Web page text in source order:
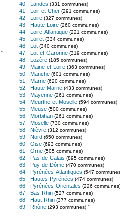
*
40 - Landes (331 communes)
41 - Loir-et-Cher (291 communes)
42 - Loire (327 communes)
43 - Haute-Loire (260 communes)
44 - Loire-Atlantique (221 communes)
45 - Loiret (334 communes)
46 - Lot (340 communes)
47 - Lot-et-Garonne (319 communes)
48 - Lozère (185 communes)
49 - Maine-et-Loire (363 communes)
50 - Manche (601 communes)
51 - Marne (620 communes)
52 - Haute-Marne (433 communes)
53 - Mayenne (261 communes)
54 - Meurthe-et-Moselle (594 communes)
55 - Meuse (500 communes)
56 - Morbihan (261 communes)
57 - Moselle (730 communes)
58 - Nièvre (312 communes)
59 - Nord (650 communes)
60 - Oise (693 communes)
61 - Orne (505 communes)
62 - Pas-de-Calais (895 communes)
63 - Puy-de-Dôme (470 communes)
64 - Pyrénées-Atlantiques (547
65 - Hautes-Pyrénées (474 communes)
66 - Pyrénées-Orientales (226
67 - Bas-Rhin (527 communes)
68 - Haut-Rhin (377 communes)
69 - Rhône (293 communes) *